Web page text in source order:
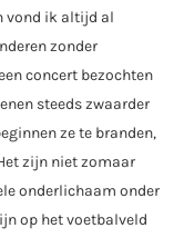
vond ik altijd al
zonder
concert bezochten
steeds zwaarder
ze te branden,
zijn niet zomaar
onderlichaam onder
op het voetbalveld